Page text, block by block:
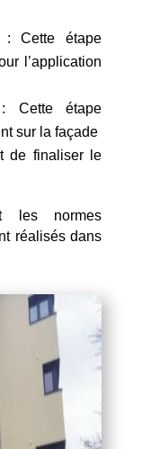
: Cette étape
l’application
: Cette étape
sur la façade
de finaliser le
les normes
réalisés dans